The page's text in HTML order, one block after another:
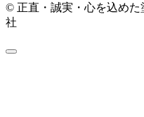
© 正直・誠実・心を込め
社